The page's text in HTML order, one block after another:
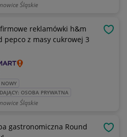
Śląskie
reklamówki h&m
pepco z masy cukrowej 3
OSOBA PRYWATNA
Śląskie
gastronomiczna Round